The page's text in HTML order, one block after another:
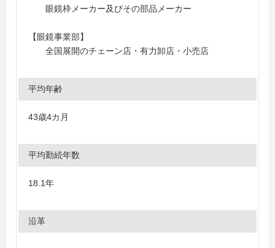
眼鏡枠メーカー及びその部品メーカー
【眼鏡事業部】
全国展開のチェーン店・有力卸店・小売店
平均年齢
43歳4カ月
平均勤続年数
18.1年
沿革